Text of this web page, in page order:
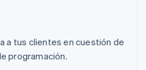
a tus clientes en cuestión de
programación.